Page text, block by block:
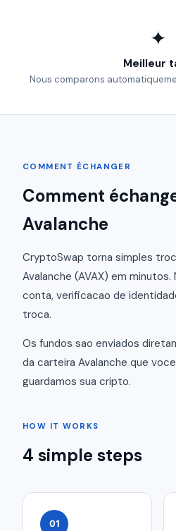
✦
Meilleur
Nous comparons
COMMENT ÉCHANGER
Comment
Avalanche
CryptoSwap torna simples
Avalanche (AVAX) em
conta, verificacao de
troca.
Os fundos sao enviados
da carteira Avalanche que
guardamos sua cripto.
HOW IT WORKS
4 simple steps
01